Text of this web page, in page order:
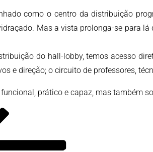
como o centro da distribuição
Mas a vista prolonga-se para
do hall-lobby, temos acesso
e direção; o circuito de professores,
prático e capaz, mas também